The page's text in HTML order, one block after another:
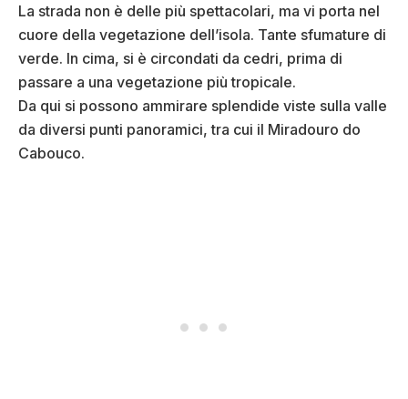
La strada non è delle più spettacolari, ma vi porta nel
cuore della vegetazione dell’isola. Tante sfumature di
verde. In cima, si è circondati da cedri, prima di
passare a una vegetazione più tropicale.
Da qui si possono ammirare splendide viste sulla valle
da diversi punti panoramici, tra cui il Miradouro do
Cabouco.